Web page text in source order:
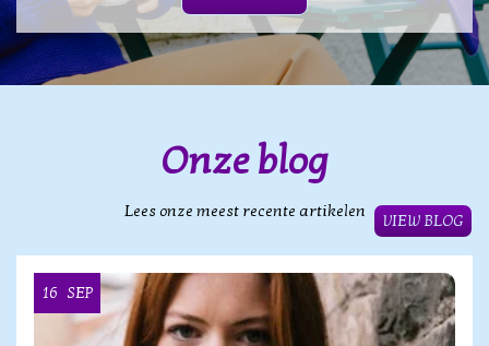
Onze blog
Lees onze meest recente artikelen
VIEW BLOG
16 SEP